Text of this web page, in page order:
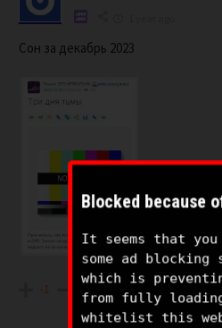
Сон за декабрь 2023
-1
Blocked because
It seems that
some ad blocking
which is
from fully
whitelist this